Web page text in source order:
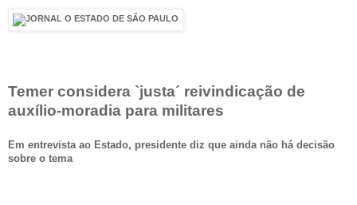
Temer considera `justa´ reivindicação de
auxílio-moradia para militares
Em entrevista ao Estado, presidente diz que ainda não há decisão
sobre o tema